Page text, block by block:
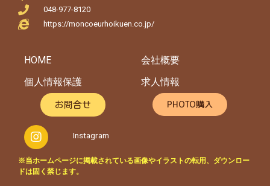
048-977-8120
https://moncoeurhoikuen.co.jp/
HOME
会社概要
個人情報保護
求人情報
お問合せ PHOTO購入
Instagram
※当ホームページに掲載されている画像やイラストの転用、ダウンロー
ドは固く禁じます。